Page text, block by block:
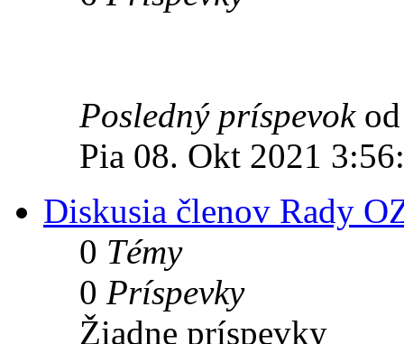
Posledný príspevok
Pia 08. Okt 2021
Diskusia členov Rady
0 Témy
0 Príspevky
Žiadne príspevky